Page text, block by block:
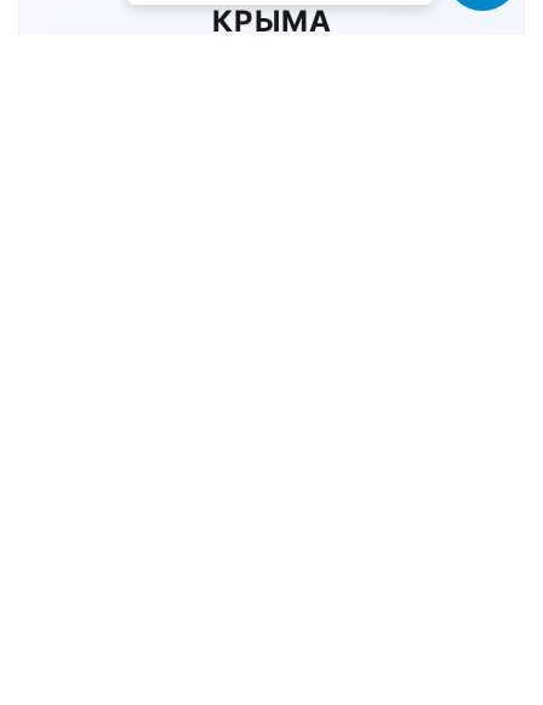
КРЫМА